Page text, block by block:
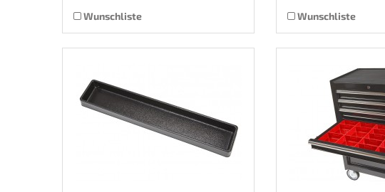
Wunschliste Wunschliste